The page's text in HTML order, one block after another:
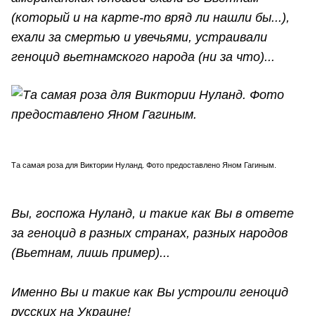
(который и на карте-то вряд ли нашли бы...),
ехали за смертью и увечьями, устраивали
геноцид вьетнамского народа (ни за что)...
Та самая роза для Виктории Нуланд. Фото предоставлено Яном Гагиным.
Вы, госпожа Нуланд, и такие как Вы в ответе
за геноцид в разных странах, разных народов
(Вьетнам, лишь пример)...
Именно Вы и такие как Вы устроили геноцид
русских на Украине!